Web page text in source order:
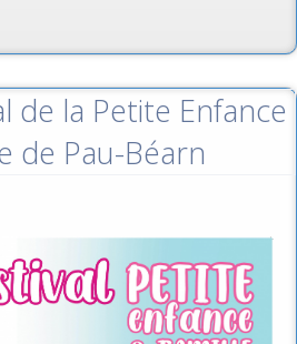
de la Petite Enfance
de Pau-Béarn